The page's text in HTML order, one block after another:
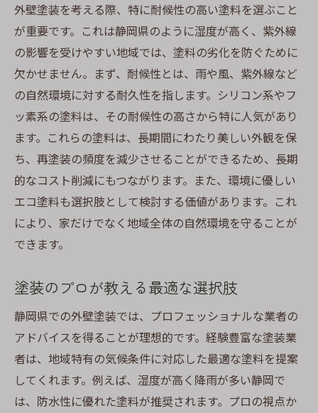
外壁塗装を考える際、特に耐候性の高い塗料を選ぶこと
が重要です。これは静岡県のように湿度が高く、紫外線
の影響を受けやすい地域では、塗料の劣化を防ぐために
欠かせません。まず、耐候性とは、雨や風、紫外線など
の自然環境に対する耐久性を指します。シリコン系やフ
ッ素系の塗料は、その耐候性の高さから特に人気があり
ます。これらの塗料は、長期間にわたり美しい外観を保
ち、再塗装の頻度を減少させることができるため、長期
的なコスト削減にもつながります。また、環境に優しい
エコ塗料も選択肢として検討する価値があります。これ
により、家だけでなく地域全体の自然環境を守ることが
できます。
塗装のプロが教える最適な選択肢
静岡県での外壁塗装では、プロフェッショナルな業者の
アドバイスを得ることが理想的です。経験豊富な塗装業
者は、地域特有の気候条件に対応した最適な塗料を提案
してくれます。例えば、湿度が高く降雨が多い静岡で
は、防水性に優れた塗料が推奨されます。プロの視点か